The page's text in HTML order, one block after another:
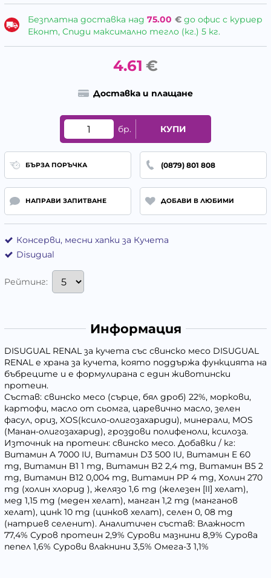
Безплатна доставка над 75.00 €до офис с куриер
Еконт, Спиди максимално тегло (кг.) 5 кг.
4.61 €
Доставка и плащане
бр. КУПИ
БЪРЗА ПОРЪЧКА (0879) 801 808
НАПРАВИ ЗАПИТВАНЕ ДОБАВИ В ЛЮБИМИ
Консерви, месни хапки за Кучета
Disugual
Рейтинг:
Информация
DISUGUAL RENAL за кучета със свинско месо DISUGUAL
RENAL е храна за кучета, която поддържа функцията на
бъбреците и е формулирана с един животински
протеин.
Състав: свинско месо (сърце, бял дроб) 22%, моркови,
картофи, масло от сьомга, царевично масло, зелен
фасул, ориз, XOS(ксило-олигозахариди), минерали, MOS
(Манан-олигозахарид), гроздови полифеноли, ксилоза.
Източник на протеин: свинско месо. Добавки / кг:
Витамин A 7000 IU, Витамин D3 500 IU, Витамин E 60
mg, Витамин B1 1 mg, Витамин B2 2,4 mg, Витамин B5 2
mg, Витамин B12 0,004 mg, Витамин PP 4 mg, Холин 270
mg (холин хлорид ), желязо 1,6 mg (железен [II] хелат),
мед 1,15 mg (меден хелат), манган 1,2 mg (манганов
хелат), цинк 10 mg (цинков хелат), селен 0, 08 mg
(натриев селенит). Аналитичен състав: Влажност
77,4% Суров протеин 2,9% Сурови мазнини 8,9% Сурова
пепел 1,6% Сурови влакнини 3,5% Омега-3 1,1%